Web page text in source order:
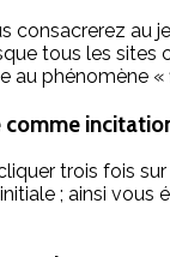
consacrerez
tous les
au phénomène «
trois fois
; ainsi